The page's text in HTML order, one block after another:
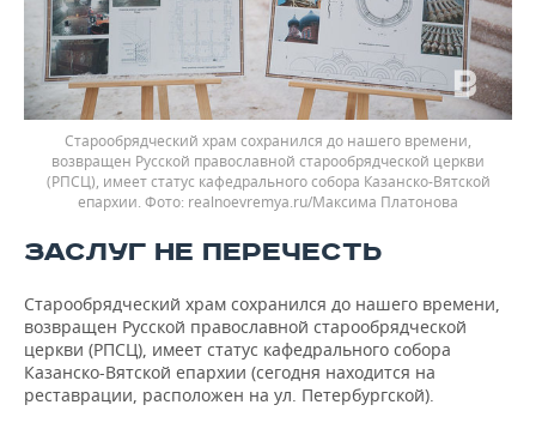
Старообрядческий храм сохранился до нашего времени,
возвращен Русской православной старообрядческой церкви
(РПСЦ), имеет статус кафедрального собора Казанско-Вятской
епархии.
realnoevremya.ru/Максима Платонова
ЗАСЛУГ НЕ ПЕРЕЧЕСТЬ
Старообрядческий храм сохранился до нашего времени,
возвращен Русской православной старообрядческой
церкви (РПСЦ), имеет статус кафедрального собора
Казанско-Вятской епархии (сегодня находится на
реставрации, расположен на ул. Петербургской).